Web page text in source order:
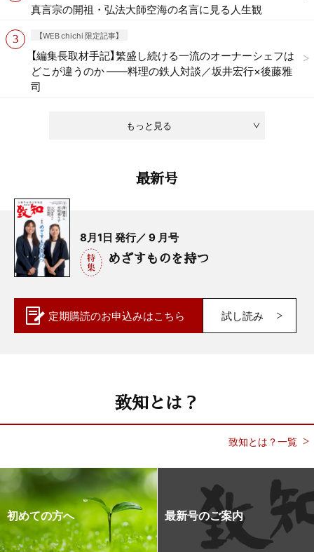
もっと見る
真言宗の開祖・弘法大師空海の名言に見る人生観
【WEB chichi 限定記事】
【編集長取材手記】繁盛し続ける一流のオーナーシェフは
どこが違うのか ——料理の鉄人対談／坂井宏行×後藤雅
司
最新号
8月1日 発行／ 9 月号
めざすものを持つ
定期購読のお申込みはこちら 試し読み
致知とは？
致知とは？一覧
初めての方へ 最新号のご案内